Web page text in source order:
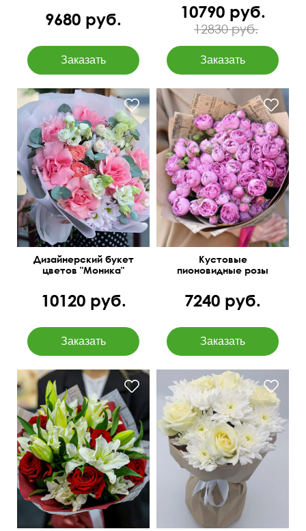
9680 руб. 10790 руб.
12830 руб.
Вывернутые розы,
лизиантусы (эустома),
гвоздика
Дизайнерский букет
цветов "Моника"
10120 руб.
В крафтовой упаковке
Кустовые
пионовидные розы
7240 руб.
Азиатские лилии, розы,
голландский рускус
60 см
40 см
Крафт бумага